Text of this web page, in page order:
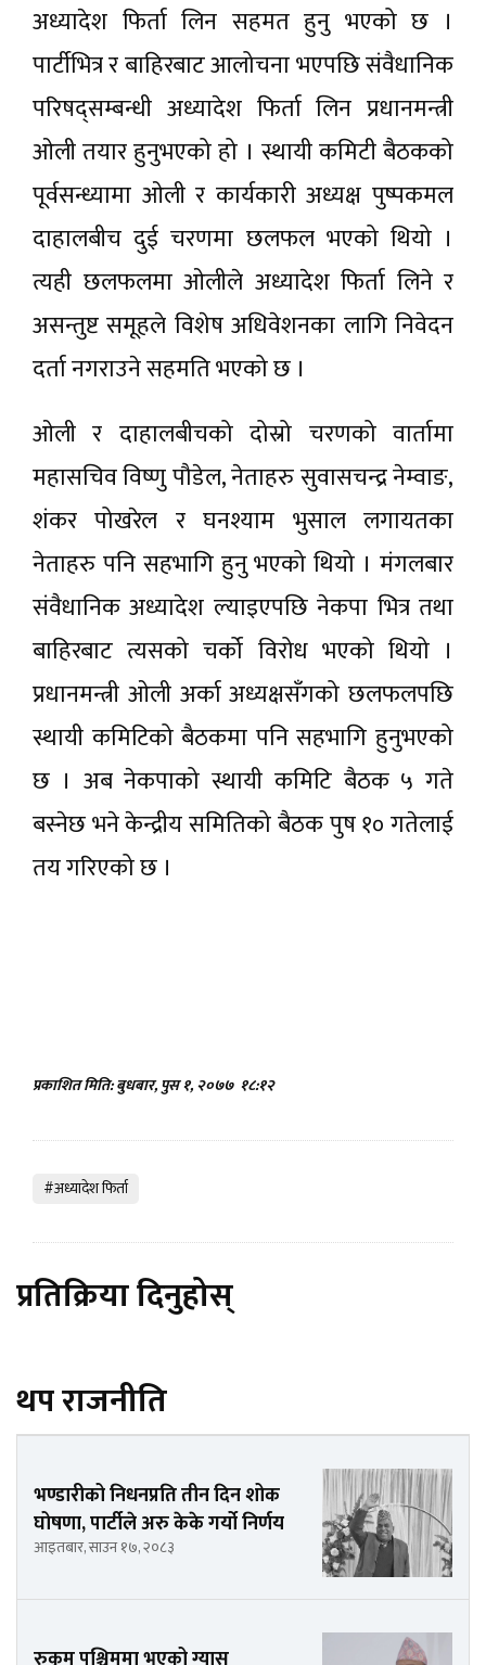
अध्यादेश फिर्ता लिन सहमत हुनु भएको छ ।
पार्टीभित्र र बाहिरबाट आलोचना भएपछि संवैधानिक
परिषद्सम्बन्धी अध्यादेश फिर्ता लिन प्रधानमन्त्री
ओली तयार हुनुभएको हो । स्थायी कमिटी बैठकको
पूर्वसन्ध्यामा ओली र कार्यकारी अध्यक्ष पुष्पकमल
दाहालबीच दुई चरणमा छलफल भएको थियो ।
त्यही छलफलमा ओलीले अध्यादेश फिर्ता लिने र
असन्तुष्ट समूहले विशेष अधिवेशनका लागि निवेदन
दर्ता नगराउने सहमति भएको छ ।
ओली र दाहालबीचको दोस्रो चरणको वार्तामा
महासचिव विष्णु पौडेल, नेताहरु सुवासचन्द्र नेम्वाङ,
शंकर पोखरेल र घनश्याम भुसाल लगायतका
नेताहरु पनि सहभागि हुनु भएको थियो । मंगलबार
संवैधानिक अध्यादेश ल्याइएपछि नेकपा भित्र तथा
बाहिरबाट त्यसको चर्को विरोध भएको थियो ।
प्रधानमन्त्री ओली अर्का अध्यक्षसँगको छलफलपछि
स्थायी कमिटिको बैठकमा पनि सहभागि हुनुभएको
छ । अब नेकपाको स्थायी कमिटि बैठक ५ गते
बस्नेछ भने केन्द्रीय समितिको बैठक पुष १० गतेलाई
तय गरिएको छ ।
प्रकाशित मिति: बुधबार, पुस १, २०७७ १८:१२
#अध्यादेश फिर्ता
प्रतिक्रिया दिनुहोस्
थप राजनीति
भण्डारीको निधनप्रति तीन दिन शोक
घोषणा, पार्टीले अरु केके गर्यो निर्णय
आइतबार, साउन १७, २०८३